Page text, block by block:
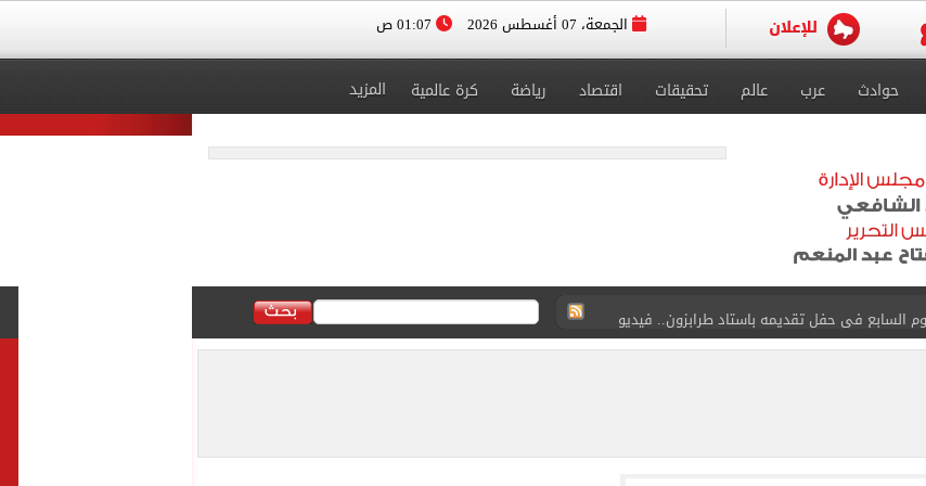
الجمعة، 07 أغسطس 2026
حوادث عرب عالم تحقيقات اقتصاد رياضة كرة عالمية المزيد
السابع فى حفل تقديمه باستاد طرابزون.. فيديو
شقيقه: إمبارح فقدت أخ وكان حواليا ألف أخ